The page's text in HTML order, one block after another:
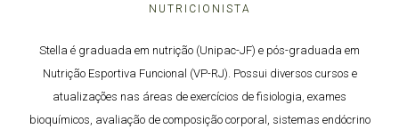
NUTRICIONISTA
Stella é graduada em nutrição (Unipac-JF) e pós-graduada em
Nutrição Esportiva Funcional (VP-RJ). Possui diversos cursos e
atualizações nas áreas de exercícios de fisiologia, exames
bioquímicos, avaliação de composição corporal, sistemas endócrino